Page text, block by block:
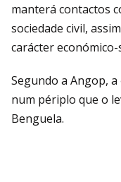
manterá contactos
sociedade civil,
carácter económico-
Segundo a Angop,
num périplo que o
Benguela.